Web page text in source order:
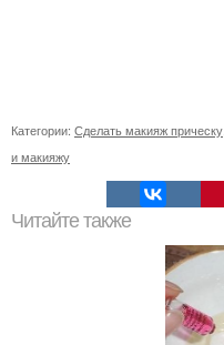
Категории: Сделать макияж прическу
и макияжу
Читайте также